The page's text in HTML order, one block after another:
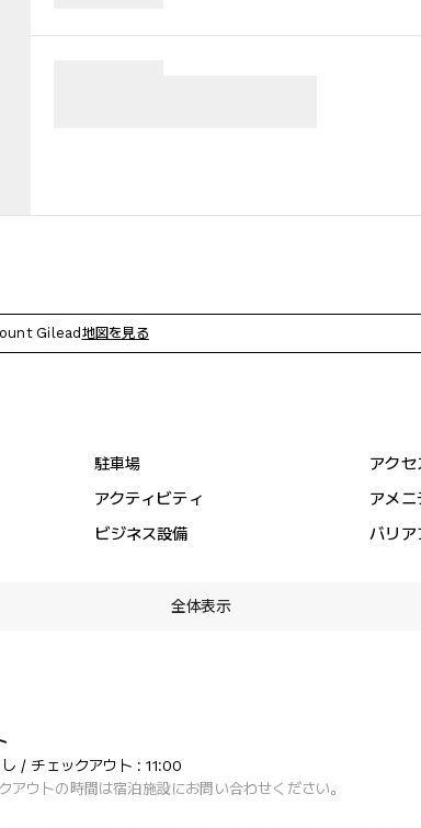
Gilead 地図を見る
駐車場
アクセ
アクティビティ
アメニ
ビジネス設備
バリア
全体表示
/ チェックアウト : 11:00
アウトの時間は宿泊施設にお問い合わせください。